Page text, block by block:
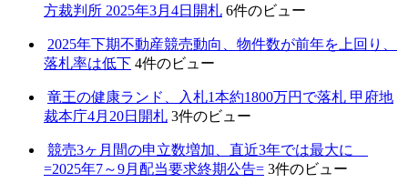
方裁判所 2025年3月4日開札 6件のビュー
2025年下期不動産競売動向、物件数が前年を上回り、
落札率は低下 4件のビュー
竜王の健康ランド、入札1本約1800万円で落札 甲府地
裁本庁4月20日開札 3件のビュー
競売3ヶ月間の申立数増加、直近3年では最大に
=2025年7～9月配当要求終期公告= 3件のビュー